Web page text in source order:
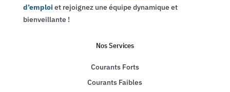
d’emploiet rejoignez une équipe dynamique et
bienveillante !
Nos Services
Courants Forts
Courants Faibles